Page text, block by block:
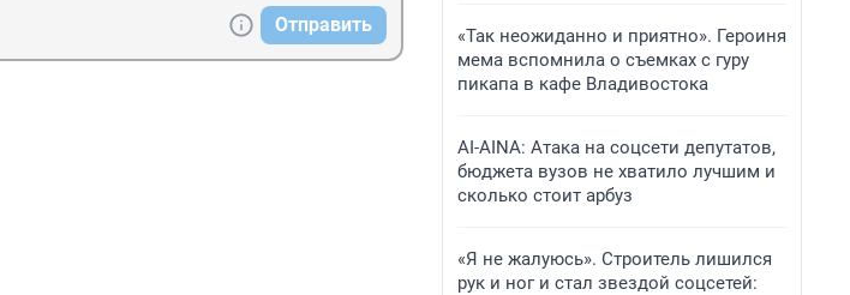
Отправить
«Так неожиданно и приятно». Героиня
мема вспомнила о съемках с гуру
пикапа в кафе Владивостока
AI-AINA: Атака на соцсети депутатов,
бюджета вузов не хватило лучшим и
сколько стоит арбуз
«Я не жалуюсь». Строитель лишился
рук и ног и стал звездой соцсетей: